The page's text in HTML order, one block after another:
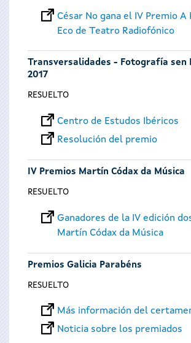
César No gana el IV Premio A
Eco de Teatro Radiofónico
Transversalidades - Fotografía sen
2017
RESUELTO
Centro de Estudos Ibéricos
Resolución del premio
IV Premios Martín Códax da Música
RESUELTO
Ganadores de la IV edición
Martín Códax da Música
Premios Galicia Parabéns
RESUELTO
Más información del
Noticia sobre los premiados